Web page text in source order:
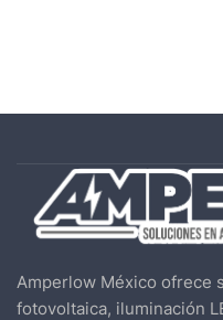
Amperlow México ofrece
fotovoltaica, iluminación